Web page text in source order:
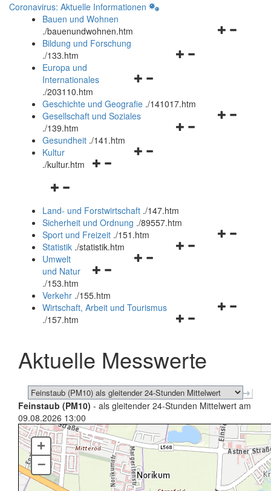
Coronavirus: Aktuelle Informationen
Bauen und Wohnen
./bauenundwohnen.htm
Navigationsmenü
Bildung und Forschung
./133.htm
Navigationsmenü
und
schließen
Europa und
Internationales
./203110.htm
Geschichte und Geografie ./141017.htm
Navigationsmenü
Gesellschaft und Soziales
./139.htm
Navigationsmenü
Gesundheit ./141.htm
Navigationsmenü
Kultur
./kultur.htm
Navigationsmenü
und
schließen
Land- und Forstwirtschaft ./147.htm
Sicherheit und Ordnung ./89557.htm
Navigationsmenü
Sport und Freizeit ./151.htm
Navigationsmenü
Statistik ./statistik.htm
Navigationsmenü
und
schließen
Umwelt
und Natur
./153.htm
Verkehr ./155.htm
Navigationsmenü
schließen
Wirtschaft, Arbeit und Tourismus
./157.htm
Aktuelle Messwerte
Feinstaub (PM10) - als gleitender 24-Stunden Mittelwert am
09.08.2026 13:00
+
–